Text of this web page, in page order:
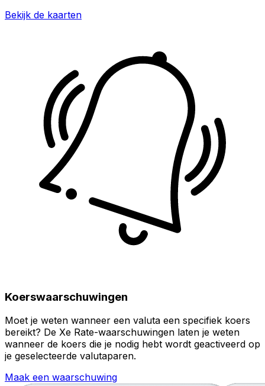
Bekijk de kaarten
Koerswaarschuwingen
Moet je weten wanneer een valuta een specifiek koers
bereikt? De Xe Rate-waarschuwingen laten je weten
wanneer de koers die je nodig hebt wordt geactiveerd op
je geselecteerde valutaparen.
Maak een waarschuwing